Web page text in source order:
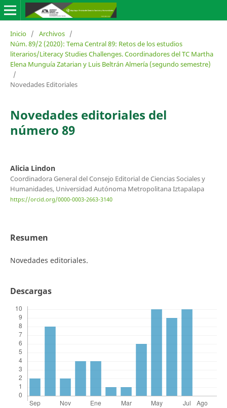
Inicio / Archivos /
Núm. 89/2 (2020): Tema Central 89: Retos de los estudios
literarios/Literacy Studies Challenges. Coordinadores del TC Martha
Elena Munguía Zatarian y Luis Beltrán Almería (segundo semestre)
/
Novedades Editoriales
Novedades editoriales del
número 89
Alicia Lindon
Coordinadora General del Consejo Editorial de Ciencias Sociales y
Humanidades, Universidad Autónoma Metropolitana Iztapalapa
https://orcid.org/0000-0003-2663-3140
Resumen
Novedades editoriales.
Descargas